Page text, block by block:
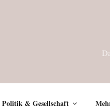
Politik & Gesellschaft